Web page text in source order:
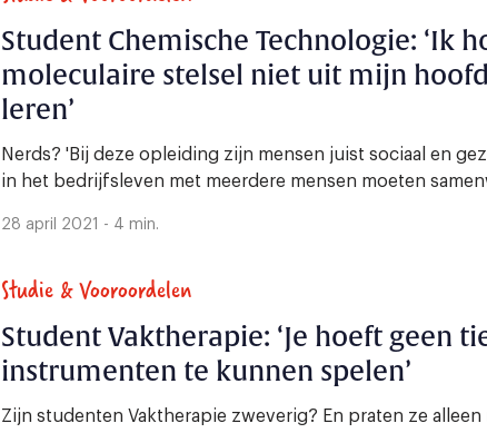
Student Chemische Technologie: ‘Ik
moleculaire stelsel niet uit mijn
leren’
Nerds? 'Bij deze opleiding zijn mensen juist sociaal en
in het bedrijfsleven met meerdere mensen moeten
28 april 2021 - 4 min.
Studie & Vooroordelen
Student Vaktherapie: ‘Je hoeft geen
instrumenten te kunnen spelen’
Zijn studenten Vaktherapie zweverig? En praten ze alleen